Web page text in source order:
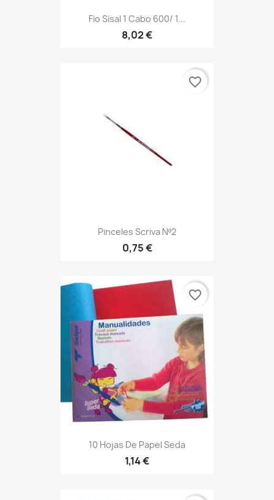
Fio Sisal 1 Cabo 600/ 1...
8,02 €
Pinceles Scriva Nº2
0,75 €
favorite_border
10 Hojas De Papel Seda
1,14 €
favorite_border